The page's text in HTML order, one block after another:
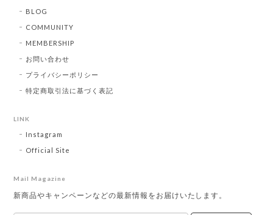
BLOG
COMMUNITY
MEMBERSHIP
お問い合わせ
プライバシーポリシー
特定商取引法に基づく表記
LINK
Instagram
Official Site
Mail Magazine
新商品やキャンペーンなどの最新情報をお届けいたします。